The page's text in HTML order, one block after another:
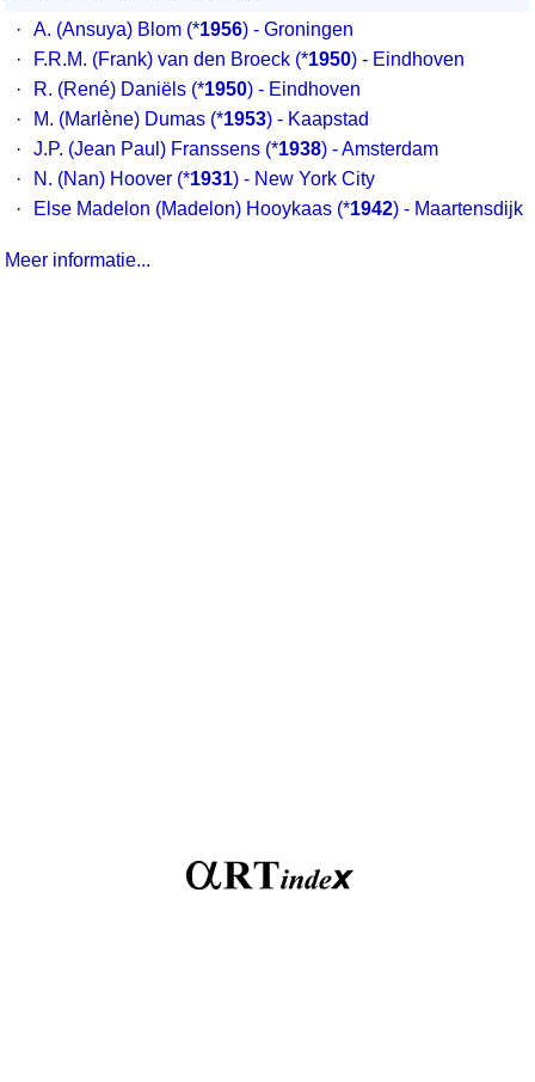
·
A. (Ansuya) Blom (*1956) - Groningen
·
F.R.M. (Frank) van den Broeck (*1950) - Eindhoven
·
R. (René) Daniëls (*1950) - Eindhoven
·
M. (Marlène) Dumas (*1953) - Kaapstad
·
J.P. (Jean Paul) Franssens (*1938) - Amsterdam
·
N. (Nan) Hoover (*1931) - New York City
·
Else Madelon (Madelon) Hooykaas (*1942) - Maartensdijk
Meer informatie...